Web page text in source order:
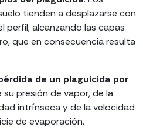
tienden a desplazarse con
perfil; alcanzando las capas
que en consecuencia resulta
de un plaguicida por
presión de vapor, de la
intrínseca y de la velocidad
de evaporación.